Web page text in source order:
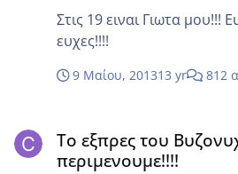
Στις 19 ειναι Γιωτα μου!!!
ευχες!!!!
9 Μαίου, 201313 yr 812
Το εξπρες του
περιμενουμε!!!!